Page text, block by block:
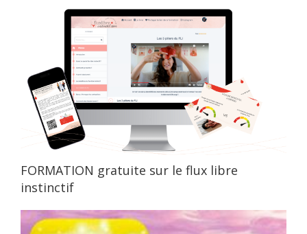
FORMATION gratuite sur le flux libre
instinctif